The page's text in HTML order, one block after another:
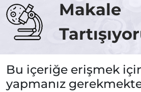
Makale
Bu içeriğe erişmek
yapmanız